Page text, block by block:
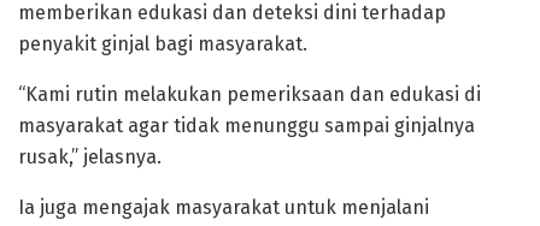
memberikan edukasi dan deteksi dini terhadap
penyakit ginjal bagi masyarakat.
“Kami rutin melakukan pemeriksaan dan edukasi di
masyarakat agar tidak menunggu sampai ginjalnya
rusak,” jelasnya.
Ia juga mengajak masyarakat untuk menjalani